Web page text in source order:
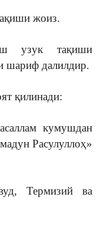
жоиз.
узук тақиши
шариф далилдир.
қилинади:
кумушдан
Расулуллоҳ»
Термизий ва